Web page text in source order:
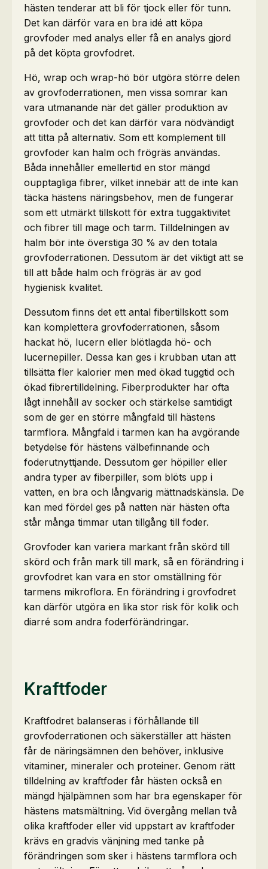
hästen tenderar att bli för tjock eller för tunn.
Det kan därför vara en bra idé att köpa
grovfoder med analys eller få en analys gjord
på det köpta grovfodret.
Hö, wrap och wrap-hö bör utgöra större delen
av grovfoderrationen, men vissa somrar kan
vara utmanande när det gäller produktion av
grovfoder och det kan därför vara nödvändigt
att titta på alternativ. Som ett komplement till
grovfoder kan halm och frögräs användas.
Båda innehåller emellertid en stor mängd
oupptagliga fibrer, vilket innebär att de inte kan
täcka hästens näringsbehov, men de fungerar
som ett utmärkt tillskott för extra tuggaktivitet
och fibrer till mage och tarm. Tilldelningen av
halm bör inte överstiga 30 % av den totala
grovfoderrationen. Dessutom är det viktigt att se
till att både halm och frögräs är av god
hygienisk kvalitet.
Dessutom finns det ett antal fibertillskott som
kan komplettera grovfoderrationen, såsom
hackat hö, lucern eller blötlagda hö- och
lucernepiller. Dessa kan ges i krubban utan att
tillsätta fler kalorier men med ökad tuggtid och
ökad fibrertilldelning. Fiberprodukter har ofta
lågt innehåll av socker och stärkelse samtidigt
som de ger en större mångfald till hästens
tarmflora. Mångfald i tarmen kan ha avgörande
betydelse för hästens välbefinnande och
foderutnyttjande. Dessutom ger höpiller eller
andra typer av fiberpiller, som blöts upp i
vatten, en bra och långvarig mättnadskänsla. De
kan med fördel ges på natten när hästen ofta
står många timmar utan tillgång till foder.
Grovfoder kan variera markant från skörd till
skörd och från mark till mark, så en förändring i
grovfodret kan vara en stor omställning för
tarmens mikroflora. En förändring i grovfodret
kan därför utgöra en lika stor risk för kolik och
diarré som andra foderförändringar.
Kraftfoder
Kraftfodret balanseras i förhållande till
grovfoderrationen och säkerställer att hästen
får de näringsämnen den behöver, inklusive
vitaminer, mineraler och proteiner. Genom rätt
tilldelning av kraftfoder får hästen också en
mängd hjälpämnen som har bra egenskaper för
hästens matsmältning. Vid övergång mellan två
olika kraftfoder eller vid uppstart av kraftfoder
krävs en gradvis vänjning med tanke på
förändringen som sker i hästens tarmflora och